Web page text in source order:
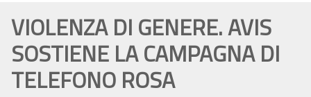
VIOLENZA DI GENERE. AVIS
SOSTIENE LA CAMPAGNA DI
TELEFONO ROSA